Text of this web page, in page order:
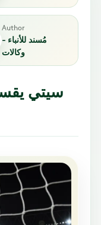
Author
مُسند للأنباء -
وكالات
سيتي